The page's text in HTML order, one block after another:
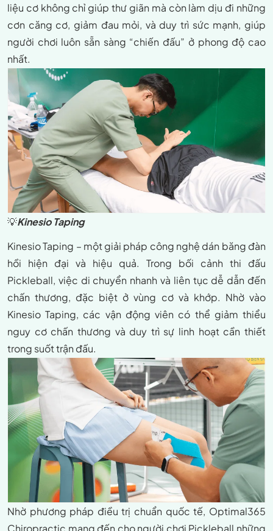
liệu cơ không chỉ giúp thư giãn mà còn làm dịu đi những
cơn căng cơ, giảm đau mỏi, và duy trì sức mạnh, giúp
người chơi luôn sẵn sàng “chiến đấu” ở phong độ cao
nhất.
💡Kinesio Taping
Kinesio Taping – một giải pháp công nghệ dán băng đàn
hồi hiện đại và hiệu quả. Trong bối cảnh thi đấu
Pickleball, việc di chuyển nhanh và liên tục dễ dẫn đến
chấn thương, đặc biệt ở vùng cơ và khớp. Nhờ vào
Kinesio Taping, các vận động viên có thể giảm thiểu
nguy cơ chấn thương và duy trì sự linh hoạt cần thiết
trong suốt trận đấu.
Nhờ phương pháp điều trị chuẩn quốc tế, Optimal365
Chiropractic mang đến cho người chơi Pickleball những